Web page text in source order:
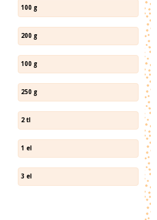
100 g
200 g
100 g
250 g
2 tl
1 el
3 el